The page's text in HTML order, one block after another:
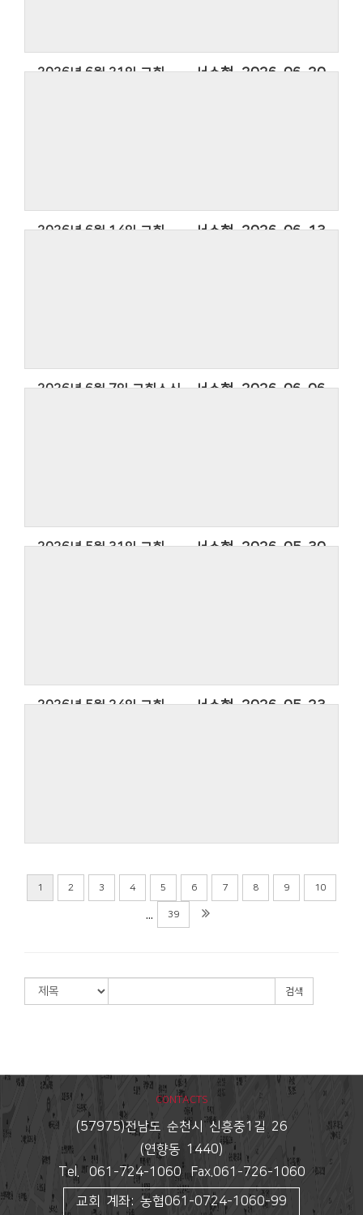
2026년 6월 21일 교회소식 2026-06-20
서수현
2026년 6월 14일 교회소식 2026-06-13
서수현
2026년 6월 7일 교회소식 2026-06-06
서수현
2026년 5월 31일 교회소식 2026-05-30
서수현
2026년 5월 24일 교회소식 2026-05-23
서수현
1 2 3 4 5 6 7 8 9 10
... 39
검색
CONTACTS
(57975)전남도 순천시 신흥중1길 26
(연향동 1440)
Tel. 061-724-1060 Fax.061-726-1060
교회 계좌: 농협061-0724-1060-99